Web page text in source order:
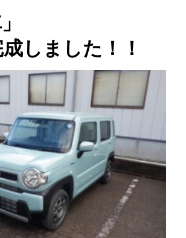
しました！！